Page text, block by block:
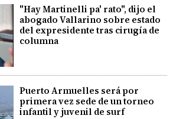
"Hay Martinelli pa' rato", dijo el
abogado Vallarino sobre estado
del expresidente tras cirugía de
columna
Puerto Armuelles será por
primera vez sede de un torneo
infantil y juvenil de surf